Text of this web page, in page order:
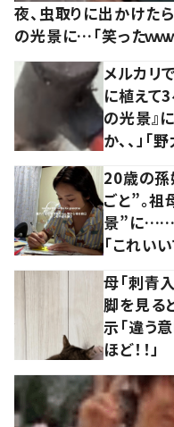
夜、虫取りに出かけた
の光景に…「笑ったｗｗ
メルカリ
に植えて
の光景』
か、、」「
20歳の孫
ごと”。
景”に……
「これい
母「刺青
脚を見る
示「違う
ほど！！」